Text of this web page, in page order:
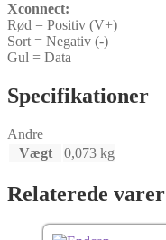
Xconnect:
Rød = Positiv (V+)
Sort = Negativ (-)
Gul = Data
Specifikationer
Andre
Vægt
0,073 kg
Relaterede varer